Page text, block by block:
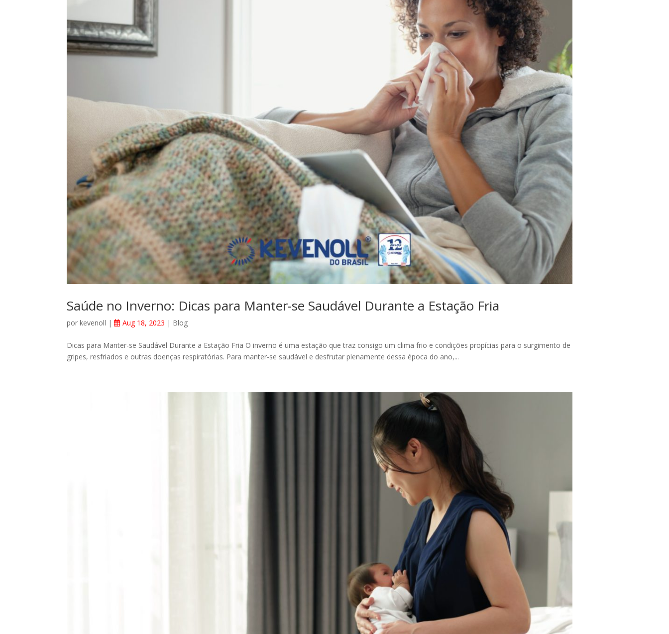
Saúde no Inverno: Dicas para Manter-se Saudável Durante a Estação Fria
porkevenoll | Aug 18, 2023 | Blog
Dicas para Manter-se Saudável Durante a Estação Fria O inverno é uma estação que traz consigo um clima frio e condições propícias para o surgimento de
gripes, resfriados e outras doenças respiratórias. Para manter-se saudável e desfrutar plenamente dessa época do ano,...